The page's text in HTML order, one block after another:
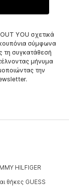
YOU σχετικά
κουπόνια σύμφωνα
τη συγκατάθεσή
μήνυμα
την
HILFIGER
θήκες GUESS